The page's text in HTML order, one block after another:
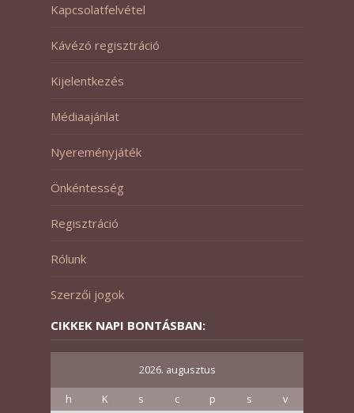
Kapcsolatfelvétel
Kávézó regisztráció
Kijelentkezés
Médiaajánlat
Nyereményjáték
Önkéntesség
Regisztráció
Rólunk
Szerzői jogok
CIKKEK NAPI BONTÁSBAN:
2026. augusztus
h K s c p s v